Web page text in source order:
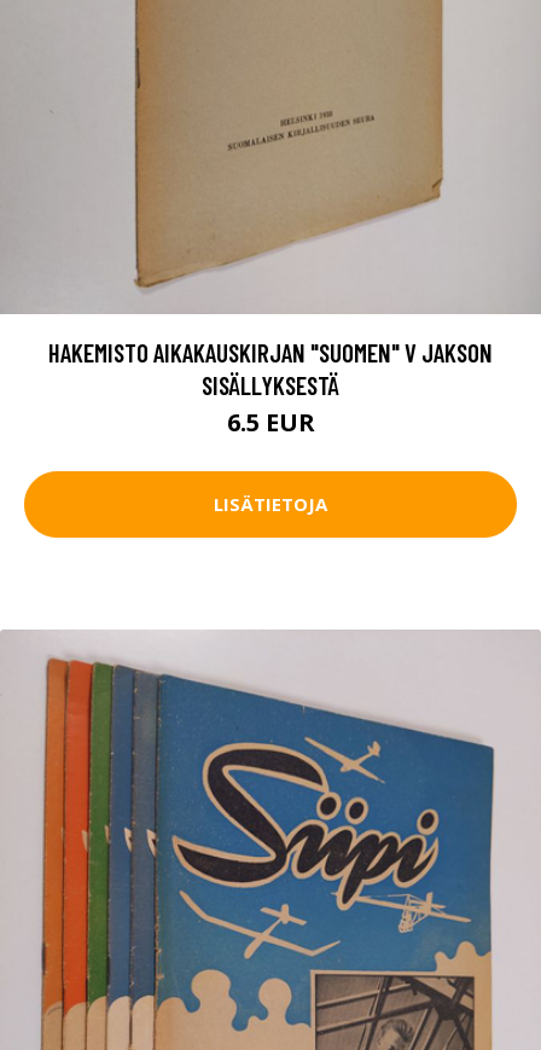
HAKEMISTO AIKAKAUSKIRJAN "SUOMEN" V JAKSON
SISÄLLYKSESTÄ
6.5 EUR
LISÄTIETOJA